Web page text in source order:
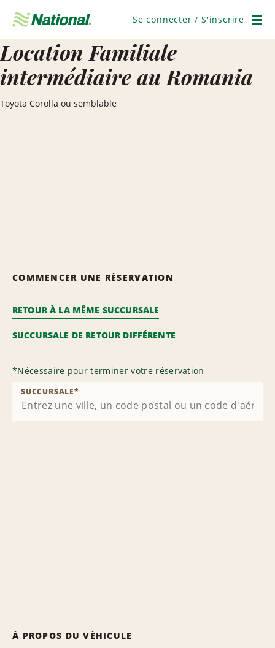
navigation
Se connecter / S'inscrire
Location Familiale
intermédiaire au Romania
Toyota Corolla ou semblable
COMMENCER UNE RÉSERVATION
RETOUR À LA MÊME SUCCURSALE
SUCCURSALE DE RETOUR DIFFÉRENTE
*Nécessaire pour terminer votre réservation
SUCCURSALE*
À PROPOS DU VÉHICULE